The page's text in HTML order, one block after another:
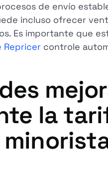
de envío
incluso ofrecer
Es importante que
Repricercontrole
la